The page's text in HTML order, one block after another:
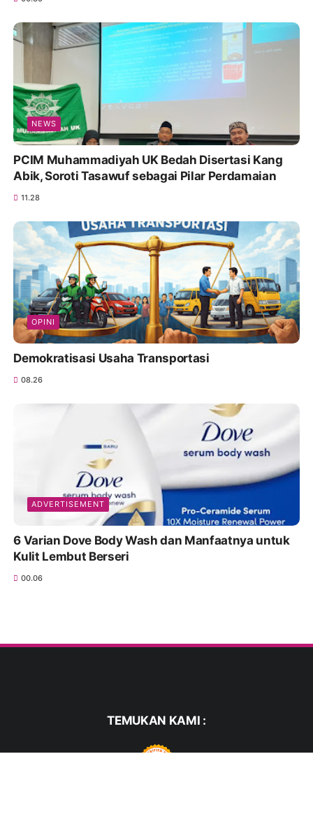
NEWS
PCIM Muhammadiyah UK Bedah Disertasi Kang
Abik, Soroti Tasawuf sebagai Pilar Perdamaian
11.28
OPINI
Demokratisasi Usaha Transportasi
08.26
ADVERTISEMENT
6 Varian Dove Body Wash dan Manfaatnya untuk
Kulit Lembut Berseri
00.06
TEMUKAN KAMI :